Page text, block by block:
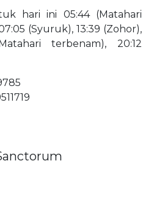
hari ini 05:44 (Matahari
(Syuruk), 13:39 (Zohor),
terbenam), 20:12